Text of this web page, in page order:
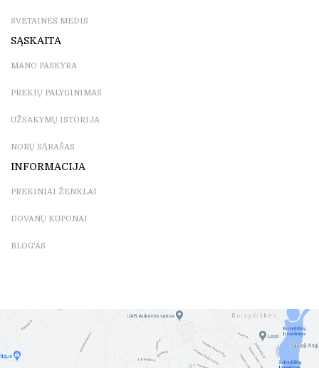
SVETAINĖS MEDIS
SĄSKAITA
MANO PASKYRA
PREKIŲ PALYGINIMAS
UŽSAKYMŲ ISTORIJA
NORŲ SĄRAŠAS
INFORMACIJA
PREKINIAI ŽENKLAI
DOVANŲ KUPONAI
BLOG'AS